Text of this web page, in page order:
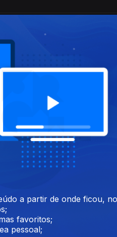
dos intelectuais portugueses.
esquecerá esta entrevista de
canções que tornou
jovem.José Cid conversa com
é dono do Diário de Notícias,
as perguntas de Luís Osório
a partir de onde ficou,
favoritos;
pessoal;